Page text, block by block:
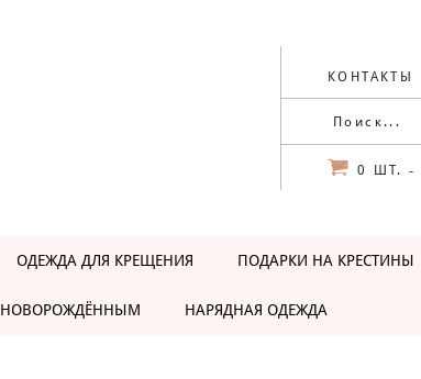
КОНТАКТЫ
0 ШТ. -
ОДЕЖДА ДЛЯ КРЕЩЕНИЯ ПОДАРКИ НА КРЕСТИНЫ
НОВОРОЖДЁННЫМ НАРЯДНАЯ ОДЕЖДА